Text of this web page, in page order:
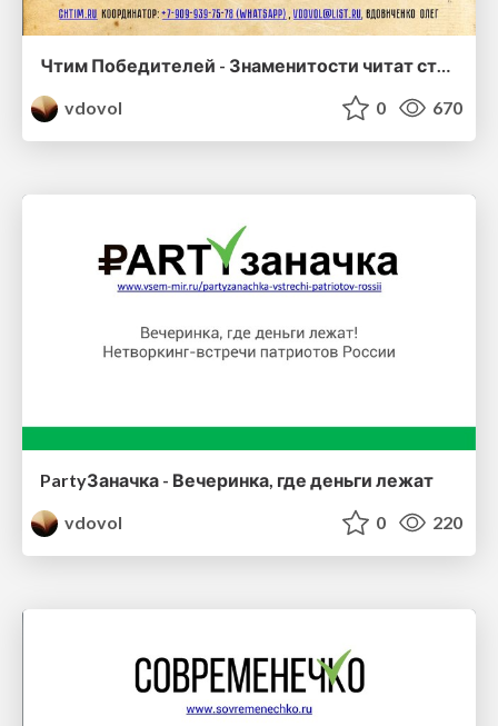
Чтим Победителей - Знаменитости читат стихи о ВОВ
vdovol
0 670
PartyЗаначка - Вечеринка, где деньги лежат
vdovol
0 220